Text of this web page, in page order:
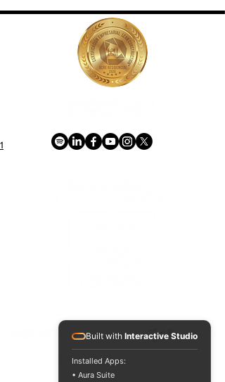
1
Built with Interactive Studio
Installed Apps:
• Aura Suite